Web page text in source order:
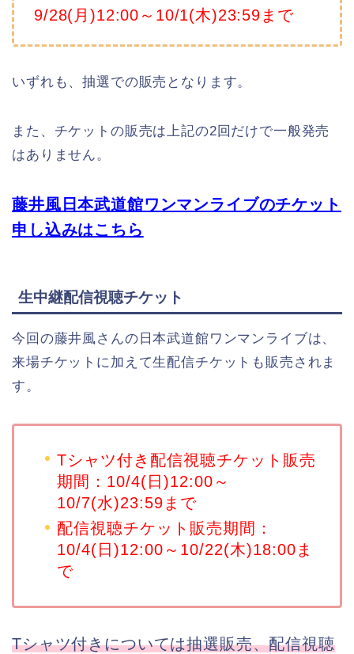
9/28(月)12:00～10/1(木)23:59まで
いずれも、抽選での販売となります。
また、チケットの販売は上記の2回だけで一般発売
はありません。
藤井風日本武道館ワンマンライブのチケット
申し込みはこちら
生中継配信視聴チケット
今回の藤井風さんの日本武道館ワンマンライブは、
来場チケットに加えて生配信チケットも販売されま
す。
Tシャツ付き配信視聴チケット販売
期間：10/4(日)12:00～
10/7(水)23:59まで
配信視聴チケット販売期間：
10/4(日)12:00～10/22(木)18:00ま
で
Tシャツ付きについては抽選販売、配信視聴